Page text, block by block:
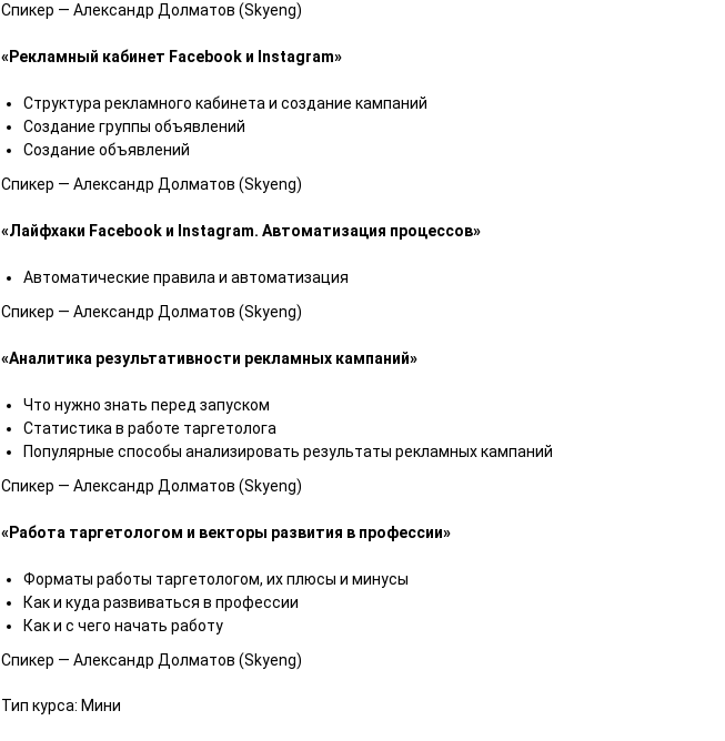
Спикер — Александр Долматов (Skyeng)
«Рекламный кабинет Facebook и Instagram»
Структура рекламного кабинета и создание кампаний
Создание группы объявлений
Создание объявлений
Спикер — Александр Долматов (Skyeng)
«Лайфхаки Facebook и Instagram. Автоматизация процессов»
Автоматические правила и автоматизация
Спикер — Александр Долматов (Skyeng)
«Аналитика результативности рекламных кампаний»
Что нужно знать перед запуском
Статистика в работе таргетолога
Популярные способы анализировать результаты рекламных кампаний
Спикер — Александр Долматов (Skyeng)
«Работа таргетологом и векторы развития в профессии»
Форматы работы таргетологом, их плюсы и минусы
Как и куда развиваться в профессии
Как и с чего начать работу
Спикер — Александр Долматов (Skyeng)
Тип курса: Мини